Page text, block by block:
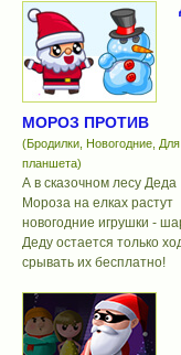
МОРОЗ ПРОТИВ
(Бродилки, Новогодние, Для
планшета)
А в сказочном лесу Деда
Мороза на елках растут
новогодние игрушки -
Деду остается только
срывать их бесплатно!